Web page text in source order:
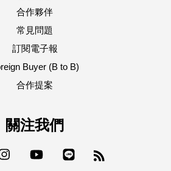
合作夥伴
常見問題
訂閱電子報
Buyer (B to B)
合作提案
關注我們
Instagram YouTube